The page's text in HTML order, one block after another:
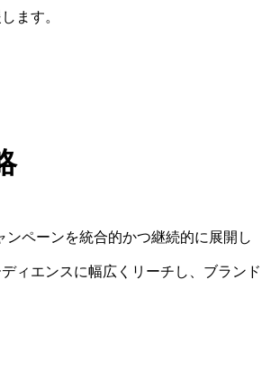
ます。
ペーンを統合的かつ継続的に展開し
ィエンスに幅広くリーチし、ブランド